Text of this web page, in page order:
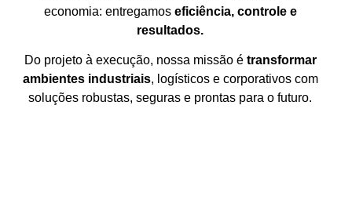
economia: entregamos eficiência, controle e
resultados.
Do projeto à execução, nossa missão étransformar
ambientes industriais, logísticos e corporativos com
soluções robustas, seguras e prontas para o futuro.